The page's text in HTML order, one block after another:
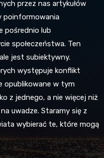
przez nas artykułów
poinformowania
pośrednio lub
społeczeństwa. Ten
jest subiektywny.
występuje konflikt
opublikowane w tym
z jednego, a nie więcej niż
uwadze. Staramy się z
wybierać te, które mogą